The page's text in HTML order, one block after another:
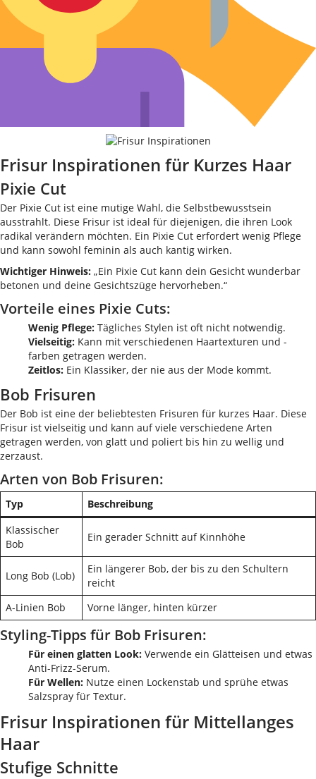
Frisur Inspirationen für Kurzes Haar
Pixie Cut
Der Pixie Cut ist eine mutige Wahl, die Selbstbewusstsein
ausstrahlt. Diese Frisur ist ideal für diejenigen, die ihren Look
radikal verändern möchten. Ein Pixie Cut erfordert wenig Pflege
und kann sowohl feminin als auch kantig wirken.
Wichtiger Hinweis: „Ein Pixie Cut kann dein Gesicht wunderbar
betonen und deine Gesichtszüge hervorheben.“
Vorteile eines Pixie Cuts:
Wenig Pflege: Tägliches Stylen ist oft nicht notwendig.
Vielseitig: Kann mit verschiedenen Haartexturen und -
farben getragen werden.
Zeitlos: Ein Klassiker, der nie aus der Mode kommt.
Bob Frisuren
Der Bob ist eine der beliebtesten Frisuren für kurzes Haar. Diese
Frisur ist vielseitig und kann auf viele verschiedene Arten
getragen werden, von glatt und poliert bis hin zu wellig und
zerzaust.
Arten von Bob Frisuren:
Typ
Beschreibung
Klassischer
Bob
Ein gerader Schnitt auf Kinnhöhe
Long Bob (Lob)
Ein längerer Bob, der bis zu den Schultern
reicht
A-Linien Bob
Vorne länger, hinten kürzer
Styling-Tipps für Bob Frisuren:
Für einen glatten Look: Verwende ein Glätteisen und etwas
Anti-Frizz-Serum.
Für Wellen: Nutze einen Lockenstab und sprühe etwas
Salzspray für Textur.
Frisur Inspirationen für Mittellanges
Haar
Stufige Schnitte